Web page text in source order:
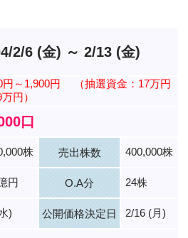
2/6 (金) ～ 2/13 (金)
円～1,900円
（抽選資金：17万円
円）
口
株 売出株数 400,000株
円 O.A分 24株
) 公開価格決定日 2/16 (月)